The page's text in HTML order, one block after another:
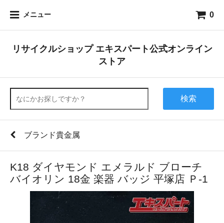
メニュー 0
リサイクルショップ エキスパート公式オンライン
ストア
検索
ブランド貴金属
K18 ダイヤモンド エメラルド ブローチ
バイオリン 18金 楽器 バッジ 平塚店 Ｐ-1